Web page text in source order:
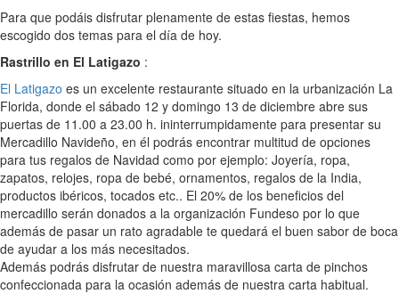
Para que podáis disfrutar plenamente de estas fiestas, hemos
escogido dos temas para el día de hoy.
Rastrillo en El Latigazo :
El Latigazo es un excelente restaurante situado en la urbanización La
Florida, donde el sábado 12 y domingo 13 de diciembre abre sus
puertas de 11.00 a 23.00 h. ininterrumpidamente para presentar su
Mercadillo Navideño, en él podrás encontrar multitud de opciones
para tus regalos de Navidad como por ejemplo: Joyería, ropa,
zapatos, relojes, ropa de bebé, ornamentos, regalos de la India,
productos ibéricos, tocados etc.. El 20% de los beneficios del
mercadillo serán donados a la organización Fundeso por lo que
además de pasar un rato agradable te quedará el buen sabor de boca
de ayudar a los más necesitados.
Además podrás disfrutar de nuestra maravillosa carta de pinchos
confeccionada para la ocasión además de nuestra carta habitual.